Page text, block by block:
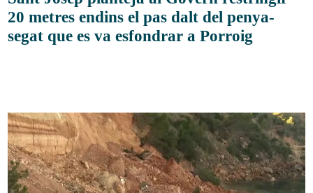
20 metres endins el pas dalt del penya-
segat que es va esfondrar a Porroig